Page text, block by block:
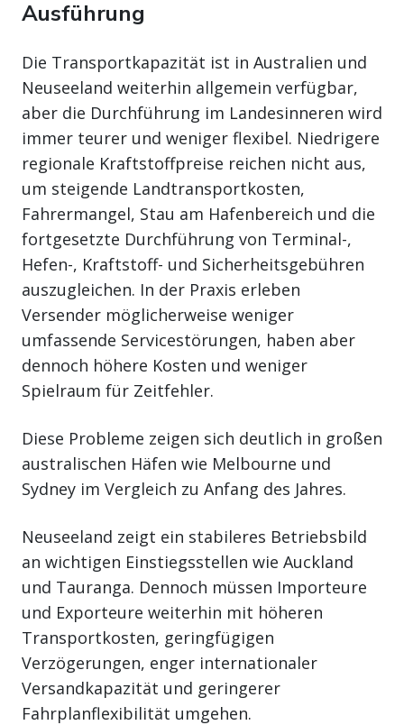
Ausführung
Die Transportkapazität ist in Australien und
Neuseeland weiterhin allgemein verfügbar,
aber die Durchführung im Landesinneren wird
immer teurer und weniger flexibel. Niedrigere
regionale Kraftstoffpreise reichen nicht aus,
um steigende Landtransportkosten,
Fahrermangel, Stau am Hafenbereich und die
fortgesetzte Durchführung von Terminal-,
Hefen-, Kraftstoff- und Sicherheitsgebühren
auszugleichen. In der Praxis erleben
Versender möglicherweise weniger
umfassende Servicestörungen, haben aber
dennoch höhere Kosten und weniger
Spielraum für Zeitfehler.
Diese Probleme zeigen sich deutlich in großen
australischen Häfen wie Melbourne und
Sydney im Vergleich zu Anfang des Jahres.
Neuseeland zeigt ein stabileres Betriebsbild
an wichtigen Einstiegsstellen wie Auckland
und Tauranga. Dennoch müssen Importeure
und Exporteure weiterhin mit höheren
Transportkosten, geringfügigen
Verzögerungen, enger internationaler
Versandkapazität und geringerer
Fahrplanflexibilität umgehen.